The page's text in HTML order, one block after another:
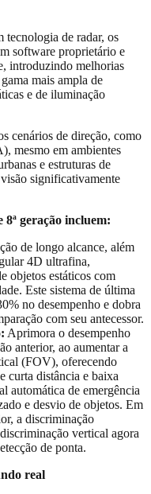
tecnologia de radar, os
software proprietário e
introduzindo melhorias
mais ampla de
e de iluminação
cenários de direção, como
mesmo em ambientes
e estruturas de
significativamente
geração incluem:
de longo alcance, além
4D ultrafina,
objetos estáticos com
Este sistema de última
no desempenho e dobra
com seu antecessor.
Aprimora o desempenho
anterior, ao aumentar a
(FOV), oferecendo
curta distância e baixa
automática de emergência
e desvio de objetos. Em
a discriminação
vertical agora
de ponta.
real